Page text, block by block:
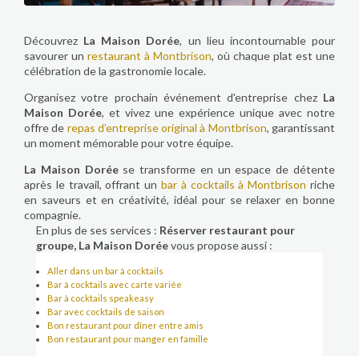
Découvrez La Maison Dorée, un lieu incontournable pour
savourer un restaurant à Montbrison, où chaque plat est une
célébration de la gastronomie locale.
Organisez votre prochain événement d'entreprise chez La
Maison Dorée, et vivez une expérience unique avec notre
offre de repas d’entreprise original à Montbrison, garantissant
un moment mémorable pour votre équipe.
La Maison Doréese transforme en un espace de détente
après le travail, offrant un bar à cocktails à Montbrison riche
en saveurs et en créativité, idéal pour se relaxer en bonne
compagnie.
En plus de ses services : Réserver restaurant pour
groupe, La Maison Doréevous propose aussi :
Aller dans un bar à cocktails
Bar à cocktails avec carte variée
Bar à cocktails speakeasy
Bar avec cocktails de saison
Bon restaurant pour dîner entre amis
Bon restaurant pour manger en famille